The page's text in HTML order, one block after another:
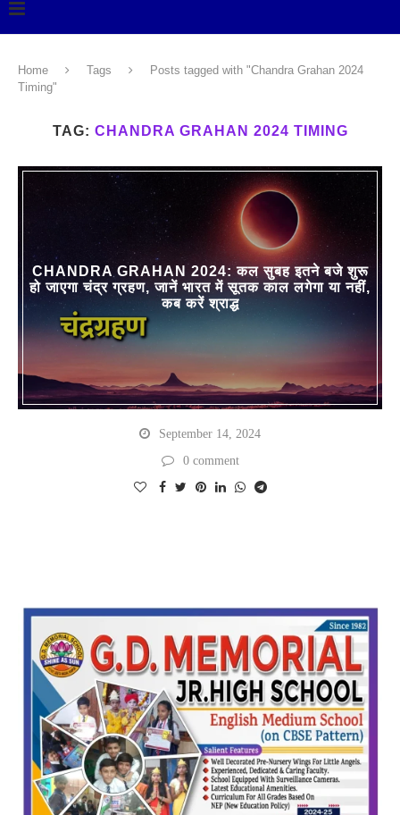
Home Tags
Posts tagged with "Chandra Grahan 2024
Timing"
TAG: CHANDRA GRAHAN 2024 TIMING
CHANDRA GRAHAN 2024: कल सुबह इतने बजे शुरू
हो जाएगा चंद्र ग्रहण, जानें भारत में सूतक काल लगेगा या नहीं,
कब करें श्राद्ध
September 14, 2024
0 comment